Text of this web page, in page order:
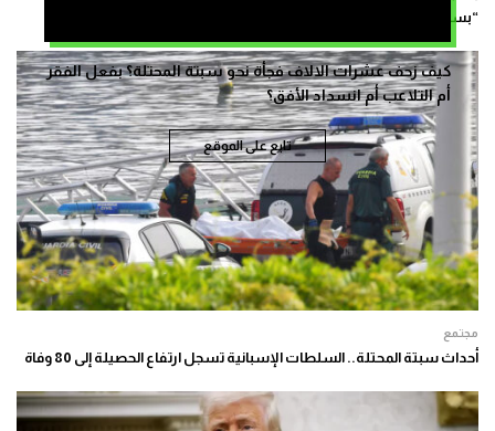
كيف زحف عشرات الالاف فجأة نحو سبتة المحتلة؟ بفعل الفقر
أم التلاعب أم انسداد الأفق؟
تابع على الموقع
“بسبب الظروف الراهنة”.. برشلونة يلغي مباراته الودية في المغرب
مجتمع
أحداث سبتة المحتلة.. السلطات الإسبانية تسجل ارتفاع الحصيلة إلى 80 وفاة